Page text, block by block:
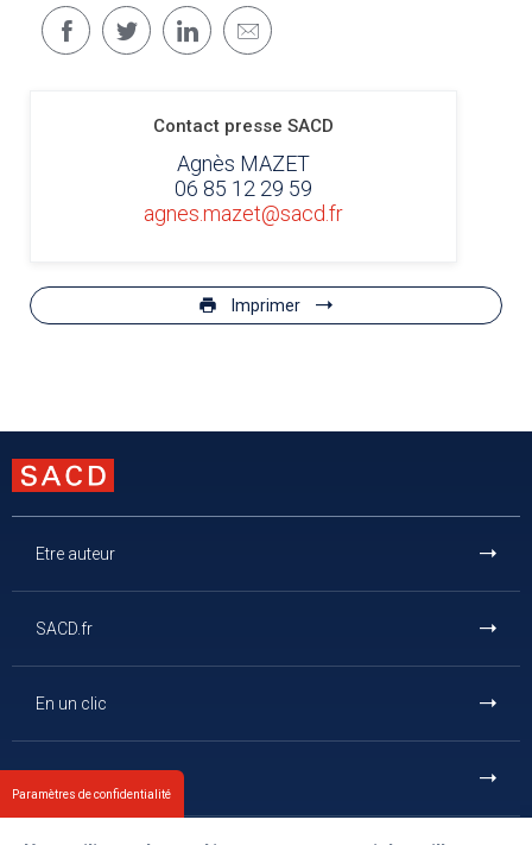
Contact presse SACD
Agnès MAZET
06 85 12 29 59
agnes.mazet@sacd.fr
Imprimer
Etre auteur
SACD.fr
En un clic
Paramètres de confidentialité